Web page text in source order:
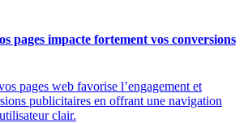
pages impacte fortement vos conversions
pages web favorise l’engagement et
publicitaires en offrant une navigation
clair.